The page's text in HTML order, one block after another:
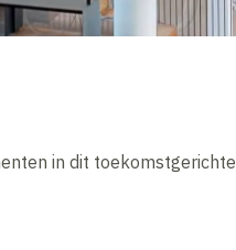
in dit toekomstgerichte